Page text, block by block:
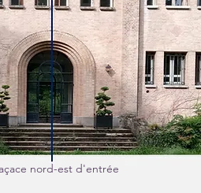
nord-est d'entrée